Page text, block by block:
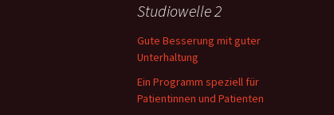
Studiowelle 2
Gute Besserung mit guter
Unterhaltung
Ein Programm speziell für
Patientinnen und Patienten